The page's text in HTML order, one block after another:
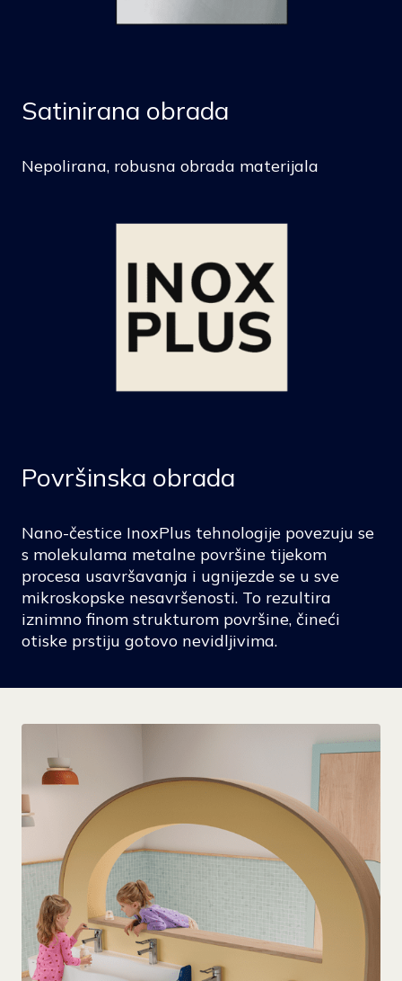
Satinirana obrada
Nepolirana, robusna obrada materijala
Površinska obrada
Nano-čestice InoxPlus tehnologije povezuju se
s molekulama metalne površine tijekom
procesa usavršavanja i ugnijezde se u sve
mikroskopske nesavršenosti. To rezultira
iznimno finom strukturom površine, čineći
otiske prstiju gotovo nevidljivima.